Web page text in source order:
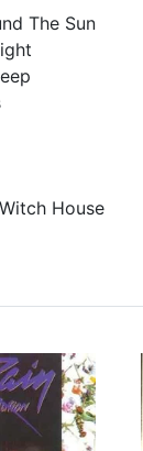
The Sun
House